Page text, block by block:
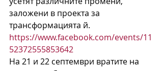
заложени в проекта за
трансформацията й.
https://www.facebook.com/events/11
52372555853642
На 21 и 22 септември вратите на